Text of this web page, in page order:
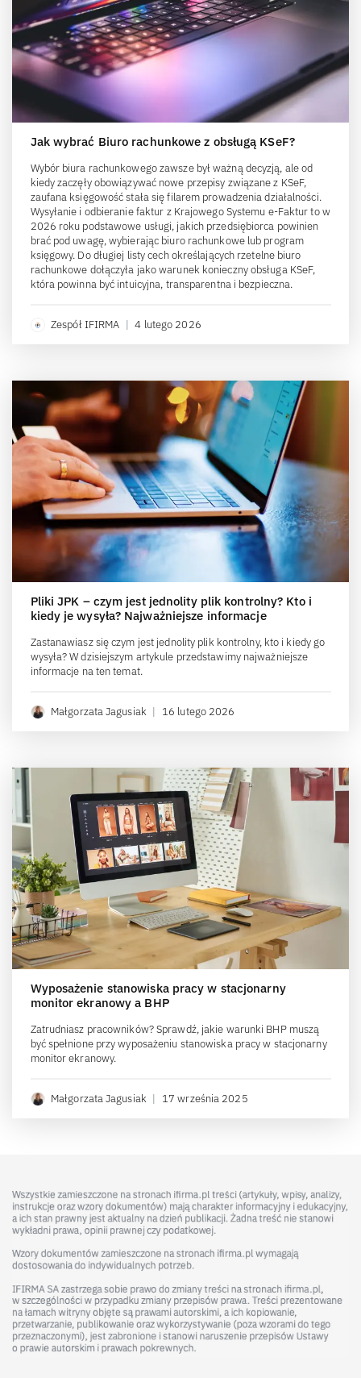
Jak wybrać Biuro rachunkowe z obsługą KSeF?
Wybór biura rachunkowego zawsze był ważną decyzją, ale od
kiedy zaczęły obowiązywać nowe przepisy związane z KSeF,
zaufana księgowość stała się filarem prowadzenia działalności.
Wysyłanie i odbieranie faktur z Krajowego Systemu e-Faktur to w
2026 roku podstawowe usługi, jakich przedsiębiorca powinien
brać pod uwagę, wybierając biuro rachunkowe lub program
księgowy. Do długiej listy cech określających rzetelne biuro
rachunkowe dołączyła jako warunek konieczny obsługa KSeF,
która powinna być intuicyjna, transparentna i bezpieczna.
Zespół IFIRMA | 4 lutego 2026
Pliki JPK – czym jest jednolity plik kontrolny? Kto i
kiedy je wysyła? Najważniejsze informacje
Zastanawiasz się czym jest jednolity plik kontrolny, kto i kiedy go
wysyła? W dzisiejszym artykule przedstawimy najważniejsze
informacje na ten temat.
Małgorzata Jagusiak | 16 lutego 2026
Wyposażenie stanowiska pracy w stacjonarny
monitor ekranowy a BHP
Zatrudniasz pracowników? Sprawdź, jakie warunki BHP muszą
być spełnione przy wyposażeniu stanowiska pracy w stacjonarny
monitor ekranowy.
Małgorzata Jagusiak | 17 września 2025